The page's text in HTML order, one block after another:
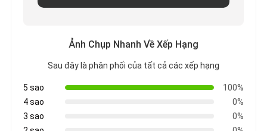
Ảnh Chụp Nhanh Về Xếp Hạng
Sau đây là phân phối của tất cả các xếp hạng
5 sao
100%
4 sao
0%
3 sao
0%